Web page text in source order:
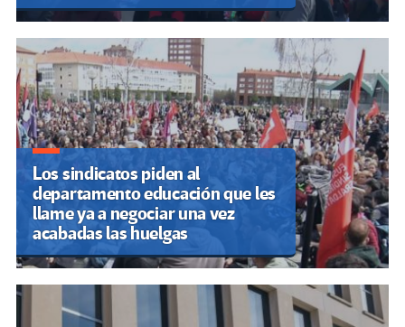
Los sindicatos piden al
departamento educación que les
llame ya a negociar una vez
acabadas las huelgas